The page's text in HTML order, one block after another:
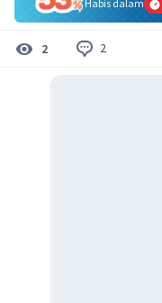
Habis dalam
2 2